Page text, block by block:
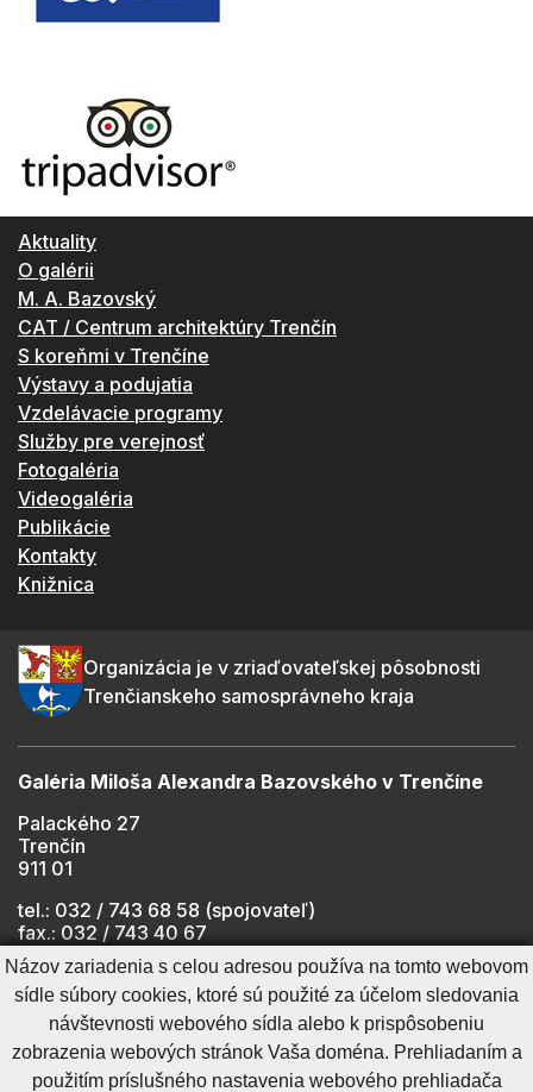
Aktuality
O galérii
M. A. Bazovský
CAT / Centrum architektúry Trenčín
S koreňmi v Trenčíne
Výstavy a podujatia
Vzdelávacie programy
Služby pre verejnosť
Fotogaléria
Videogaléria
Publikácie
Kontakty
Knižnica
Organizácia je v zriaďovateľskej pôsobnosti
Trenčianskeho samosprávneho kraja
Galéria Miloša Alexandra Bazovského v Trenčíne
Palackého 27
Trenčín
911 01
tel.: 032 / 743 68 58 (spojovateľ)
fax.: 032 / 743 40 67
e-mail:
info@gmab.sk
Cookies nastavenie
Ochrana osobných údajov
Cookies - viac informácií
Vyhlásenie o prístupnosti
Technický prevádzkovateľ
Správca obsahu
Názov zariadenia s celou adresou používa na tomto webovom
sídle súbory cookies, ktoré sú použité za účelom sledovania
návštevnosti webového sídla alebo k prispôsobeniu
zobrazenia webových stránok Vaša doména. Prehliadaním a
použitím príslušného nastavenia webového prehliadača